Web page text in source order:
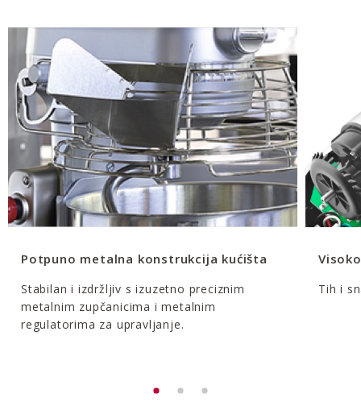
Potpuno metalna konstrukcija kućišta
Stabilan i izdržljiv s izuzetno preciznim
metalnim zupčanicima i metalnim
regulatorima za upravljanje.
Tih i